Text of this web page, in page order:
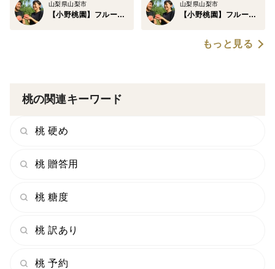
最悪、1年待ちという事になってしまう前に他の月分も
【高級贈答品】小野桃園だけのオリジナルブランド幻の
ンス抜群の贈答用桃。
このページを見れているとしたら幸運の持ち主かもしれ
以外にシャトーブリアン桃と謳う桃園にご注意くださ
山梨県山梨市
【小野桃園】フルーツ王国山梨ブランド
山梨県山梨市
【小野桃園】フルーツ王国山梨ブランド
もっと見る
桃の関連キーワード
桃 硬め
桃 贈答用
桃 糖度
桃 訳あり
桃 予約